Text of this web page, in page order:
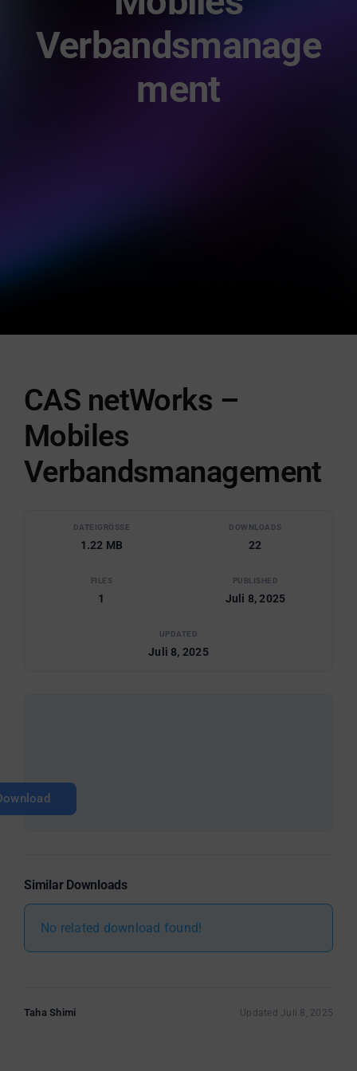
Kontakt
Verbandsmanage
ment
CAS netWorks –
Mobiles
Verbandsmanagement
DATEIGRÖSSE
1.22 MB
DOWNLOADS
22
FILES
1
PUBLISHED
Juli 8, 2025
UPDATED
Juli 8, 2025
Similar Downloads
No related download found!
Taha Shimi Updated Juli 8, 2025